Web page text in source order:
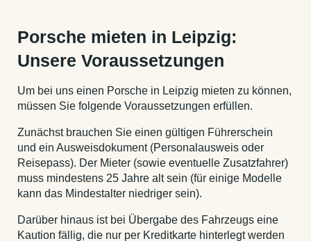
Porsche mieten in Leipzig:
Unsere Voraussetzungen
Um bei uns einen Porsche in Leipzig mieten zu können,
müssen Sie folgende Voraussetzungen erfüllen.
Zunächst brauchen Sie einen gültigen Führerschein
und ein Ausweisdokument (Personalausweis oder
Reisepass). Der Mieter (sowie eventuelle Zusatzfahrer)
muss mindestens 25 Jahre alt sein (für einige Modelle
kann das Mindestalter niedriger sein).
Darüber hinaus ist bei Übergabe des Fahrzeugs eine
Kaution fällig, die nur per Kreditkarte hinterlegt werden